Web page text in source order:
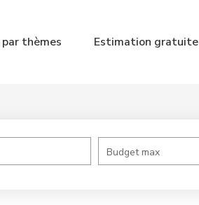
par thèmes Estimation gratuite
Budget max